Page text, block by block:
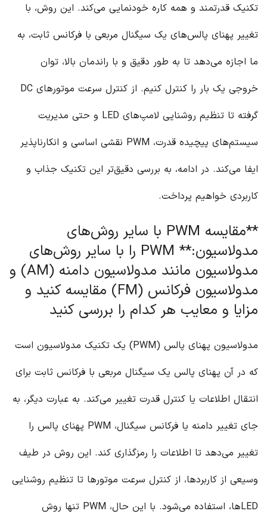
تکنیک قدرتمند و همه کاره خودنمایی می‌کند. این روش، با
تغییر پهنای پالس‌های یک سیگنال مربعی با فرکانس ثابت، به
ما اجازه می‌دهد تا به طور دقیق و با راندمان بالا، توان
خروجی یک بار را کنترل کنیم. از کنترل سرعت موتورهای DC
گرفته تا تنظیم روشنایی لامپ‌های LED و حتی مدیریت
سیستم‌های پیچیده قدرت، PWM نقشی اساسی و انکارناپذیر
ایفا می‌کند. در ادامه، به بررسی دقیق‌تر این تکنیک جذاب و
کاربردی خواهیم پرداخت.
**مقایسه PWM با سایر روش‌های
مدولاسیون:** PWM را با سایر روش‌های
مدولاسیون مانند مدولاسیون دامنه (AM) و
مدولاسیون فرکانس (FM) مقایسه کنید و
مزایا و معایب هر کدام را بررسی کنید
مدولاسیون پهنای پالس (PWM) یک تکنیک مدولاسیون است
که در آن پهنای پالس یک سیگنال مربعی با فرکانس ثابت برای
انتقال اطلاعات یا کنترل قدرت تغییر می‌کند. به عبارت دیگر، به
جای تغییر دامنه یا فرکانس سیگنال، PWM پهنای پالس را
تغییر می‌دهد تا اطلاعات را رمزگذاری کند. این روش در طیف
وسیعی از کاربردها، از کنترل سرعت موتورها تا تنظیم روشنایی
LEDها، استفاده می‌شود. با این حال، PWM تنها روش